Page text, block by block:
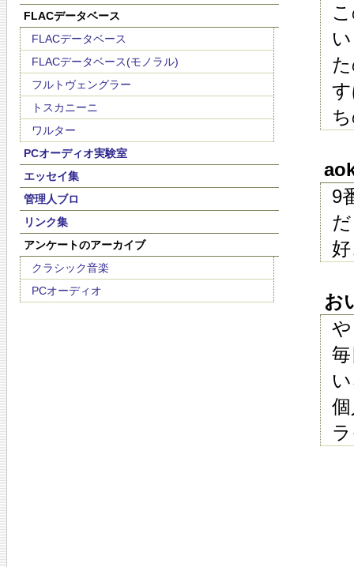
FLACデータベース
FLACデータベース
FLACデータベース(モノラル)
フルトヴェングラー
トスカニーニ
ワルター
PCオーディオ実験室
エッセイ集
管理人ブロ
リンク集
アンケートのアーカイブ
クラシック音楽
PCオーディオ
9
お